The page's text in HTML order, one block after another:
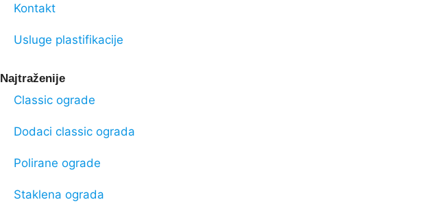
Kontakt
Usluge plastifikacije
Najtraženije
Classic ograde
Dodaci classic ograda
Polirane ograde
Staklena ograda